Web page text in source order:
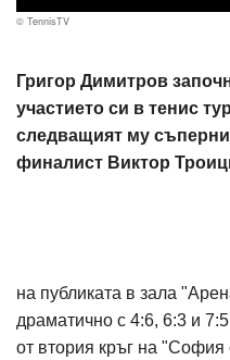
© TennisTV
Григор Димитров
участието си в тенис
следващият му
финалист Виктор
на публиката в зала
драматично с 4:6, 6:3 и
от втория кръг на